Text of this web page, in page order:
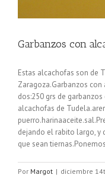
Garbanzos con
Estas alcachofas son de
Zaragoza.Garbanzos
dos:250 grs de
alcachofas de
dejando el rabito largo, y
que sean
Por Margot | diciembre